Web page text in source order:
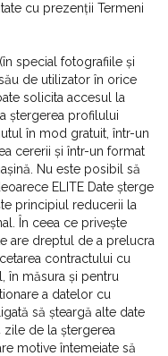
cu prezenții Termeni
special fotografiile și
de utilizator în orice
solicita accesul la
ștergerea profilului
în mod gratuit, într-un
cererii și într-un format
Nu este posibil să
ELITE Date șterge
principiul reducerii la
În ceea ce privește
are dreptul de a prelucra
contractului cu
în măsura și pentru
a datelor cu
să șteargă alte date
zile de la ștergerea
motive întemeiate să